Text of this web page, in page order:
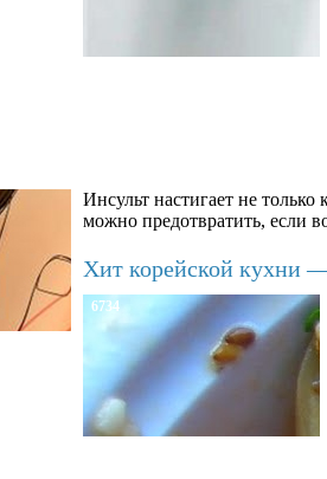
Инсульт настигает не
можно предотвратить, если
Хит корейской кухни —
6734